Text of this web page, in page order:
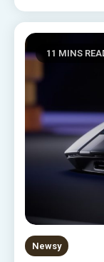
11 MINS
Newsy